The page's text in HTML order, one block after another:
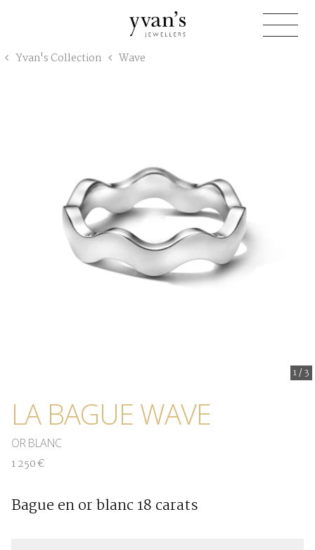
Yvan's Collection Wave
1/3
LA BAGUE WAVE
OR BLANC
1 250 €
Bague en or blanc 18 carats